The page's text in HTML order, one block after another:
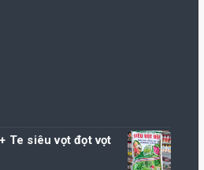
Te siêu vọt đọt vọt